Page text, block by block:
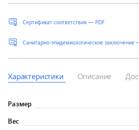
Сертификат соответствия — PDF
Санитарно-эпидемиологическое заключение
Характеристики Описание
Размер
Вес